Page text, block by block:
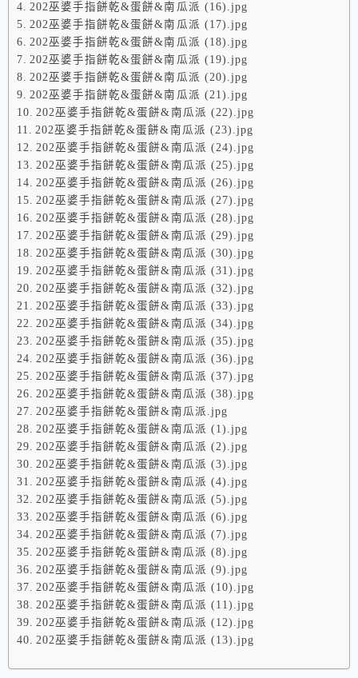
202巫婆手指餅乾&蛋餅&南瓜派 (16).jpg
202巫婆手指餅乾&蛋餅&南瓜派 (17).jpg
202巫婆手指餅乾&蛋餅&南瓜派 (18).jpg
202巫婆手指餅乾&蛋餅&南瓜派 (19).jpg
202巫婆手指餅乾&蛋餅&南瓜派 (20).jpg
202巫婆手指餅乾&蛋餅&南瓜派 (21).jpg
202巫婆手指餅乾&蛋餅&南瓜派 (22).jpg
202巫婆手指餅乾&蛋餅&南瓜派 (23).jpg
202巫婆手指餅乾&蛋餅&南瓜派 (24).jpg
202巫婆手指餅乾&蛋餅&南瓜派 (25).jpg
202巫婆手指餅乾&蛋餅&南瓜派 (26).jpg
202巫婆手指餅乾&蛋餅&南瓜派 (27).jpg
202巫婆手指餅乾&蛋餅&南瓜派 (28).jpg
202巫婆手指餅乾&蛋餅&南瓜派 (29).jpg
202巫婆手指餅乾&蛋餅&南瓜派 (30).jpg
202巫婆手指餅乾&蛋餅&南瓜派 (31).jpg
202巫婆手指餅乾&蛋餅&南瓜派 (32).jpg
202巫婆手指餅乾&蛋餅&南瓜派 (33).jpg
202巫婆手指餅乾&蛋餅&南瓜派 (34).jpg
202巫婆手指餅乾&蛋餅&南瓜派 (35).jpg
202巫婆手指餅乾&蛋餅&南瓜派 (36).jpg
202巫婆手指餅乾&蛋餅&南瓜派 (37).jpg
202巫婆手指餅乾&蛋餅&南瓜派 (38).jpg
202巫婆手指餅乾&蛋餅&南瓜派.jpg
202巫婆手指餅乾&蛋餅&南瓜派 (1).jpg
202巫婆手指餅乾&蛋餅&南瓜派 (2).jpg
202巫婆手指餅乾&蛋餅&南瓜派 (3).jpg
202巫婆手指餅乾&蛋餅&南瓜派 (4).jpg
202巫婆手指餅乾&蛋餅&南瓜派 (5).jpg
202巫婆手指餅乾&蛋餅&南瓜派 (6).jpg
202巫婆手指餅乾&蛋餅&南瓜派 (7).jpg
202巫婆手指餅乾&蛋餅&南瓜派 (8).jpg
202巫婆手指餅乾&蛋餅&南瓜派 (9).jpg
202巫婆手指餅乾&蛋餅&南瓜派 (10).jpg
202巫婆手指餅乾&蛋餅&南瓜派 (11).jpg
202巫婆手指餅乾&蛋餅&南瓜派 (12).jpg
202巫婆手指餅乾&蛋餅&南瓜派 (13).jpg